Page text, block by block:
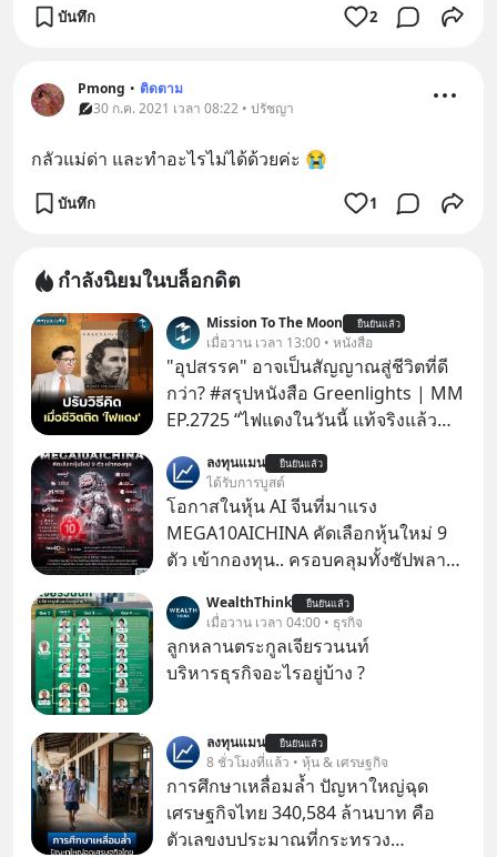
บันทึก 2
Pmong • ติดตาม
30 ก.ค. 2021 เวลา 08:22 • ปรัชญา
กลัวแม่ด่า และทำอะไรไม่ได้ด้วยค่ะ 😭
บันทึก 1
กำลังนิยมในบล็อกดิต
Mission To The Moon ยืนยันแล้ว
เมื่อวาน เวลา 13:00 • หนังสือ
"อุปสรรค" อาจเป็นสัญญาณสู่ชีวิตที่ดี
กว่า? #สรุปหนังสือ Greenlights | MM
EP.2725 “ไฟแดงในวันนี้ แท้จริงแล้ว
เปลี่ยนสี” McConaughey ดาราดาวรุ่ง
ในยุคหนึ่ง เคยปฏิเสธเงินค่าตัวหนังรอม
คอมที่สูงถึง 14.5 ล้านดอลลาร์ (หรือ
ราว 500 ล้านบาท) เพียงเพราะเขาไม่
อยากขังตัวเองไว้ในกล่องเดิมๆ ผลที่
ตามมาคือ โทรศัพท์ของเขากลายเป็น
ความเงียบสนิทนานถึง 14 เดือนเต็ม แต่
ความเงียบและ "ไฟแดง" ในวันนั้นกลับ
กลายเป็นการถอยหลังเพื่อตั้งหลัก จนส่ง
ในบทบาทที่เปลี่ยนชีวิตเขาไปตลอดกาล
ใน MM EP. นี้ เราจะมาร่วมถอดรหัส
และปรับวิธีคิดกันว่า Greenlight (ไฟ
เขียว) จะสร้างมันขึ้นมาล่วงหน้าด้วย
วินัยและความพร้อมได้อย่างไร?
ลงทุนแมน ยืนยันแล้ว
ได้รับการบูสต์
โอกาสในหุ้น AI จีนที่มาแรง
MEGA10AICHINA คัดเลือกหุ้นใหม่ 9
ตัว เข้ากองทุน.. ครอบคลุมทั้งซัปพลาย
โปรโมชัน ลด 50% ค่าธรรมเนียมซื้อ |
ยอด 2 ล้านบาทขึ้นไป ฟรีค่าธรรมเนียม
ซื้อ
WealthThink ยืนยันแล้ว
เมื่อวาน เวลา 04:00 • ธุรกิจ
ลูกหลานตระกูลเจียรวนนท์
บริหารธุรกิจอะไรอยู่บ้าง ?
ลงทุนแมน ยืนยันแล้ว
8 ชั่วโมงที่แล้ว • หุ้น & เศรษฐกิจ
การศึกษาเหลื่อมล้ำ ปัญหาใหญ่ฉุด
เศรษฐกิจไทย 340,584 ล้านบาท คือ
ตัวเลขงบประมาณที่กระทรวง